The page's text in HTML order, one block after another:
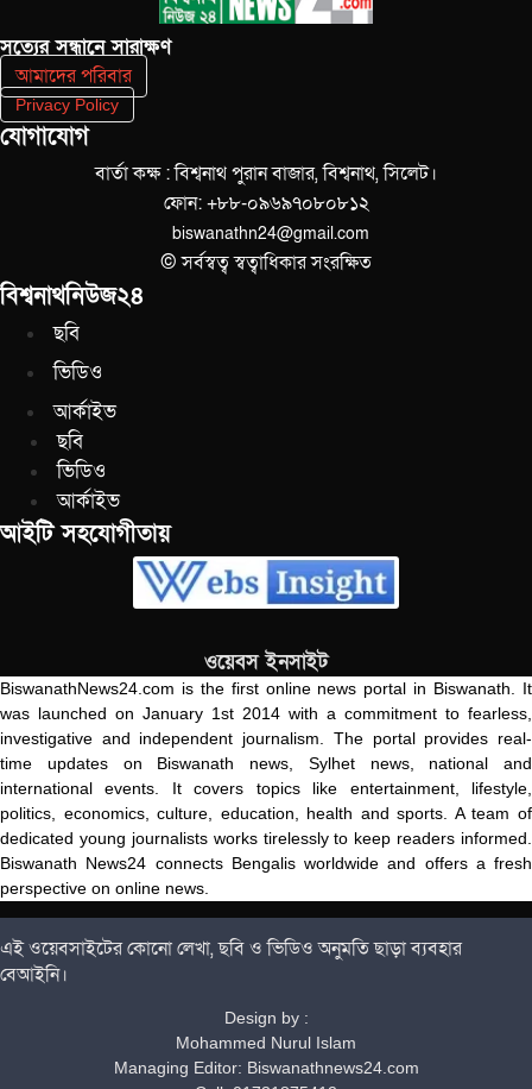
সত‌্যের সন্ধানে সারাক্ষণ
আমাদের পরিবার
Privacy Policy
যোগাযোগ
বার্তা কক্ষ : বিশ্বনাথ পুরান বাজার, বিশ্বনাথ, সিলেট।
ফোন: +৮৮-০৯৬৯৭০৮০৮১২
biswanathn24@gmail.com
© সর্বস্বত্ব স্বত্বাধিকার সংরক্ষিত
বিশ্বনাথনিউজ২৪
ছবি
ভিডিও
আর্কাইভ
ছবি
ভিডিও
আর্কাইভ
আইটি সহযোগীতায়
ওয়েবস ইনসাইট
BiswanathNews24.com is the first online news portal in Biswanath. It
was launched on January 1st 2014 with a commitment to fearless,
investigative and independent journalism. The portal provides real-
time updates on Biswanath news, Sylhet news, national and
international events. It covers topics like entertainment, lifestyle,
politics, economics, culture, education, health and sports. A team of
dedicated young journalists works tirelessly to keep readers informed.
Biswanath News24 connects Bengalis worldwide and offers a fresh
perspective on online news.
এই ওয়েবসাইটের কোনো লেখা, ছবি ও ভিডিও অনুমতি ছাড়া ব্যবহার
বেআইনি।
Design by :
Mohammed Nurul Islam
Managing Editor: Biswanathnews24.com